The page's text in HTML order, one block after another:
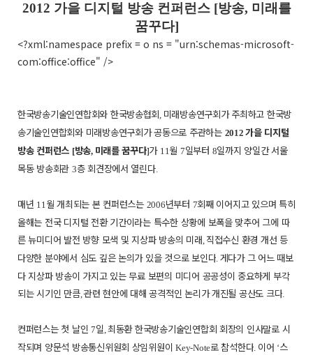
2012 가을 디지털 방송 컨퍼런스 [방송, 미래를
꿈꾸다]
<?xml:namespace prefix = o ns = "urn:schemas-microsoft-
com:office:office" />
한국방송기술인연합회와 한국방송협회, 미래방송연구회가 주최하고 한국방
송기술인연합회와 미래방송연구회가 공동으로 주관하는 2012가을 디지털
방송 컨퍼런스 [방송, 미래를 꿈꾸다]가 11월 7일부터 8일까지 양일간 서울
목동 방송회관 3층 회견장에서 열린다.
매년 11월 개최되는 본 컨퍼런스는 2006년부터 7회째 이어지고 있으며 특히
올해는 전국 디지털 전환 기간이라는 특수한 상황에 보폭을 맞추어 그에 따
른 뉴미디어 발전 방향 모색 및 지상파 방송의 미래, 직접수신 환경 개선 등
다양한 분야에서 심도 깊은 논의가 있을 것으로 보인다. 게다가 그 어느 때보
다 지상파 방송이 가지고 있는 무료 보편의 미디어 공공성이 중요하게 부각
되는 시기인 만큼,관련 현안에 대해 공격적인 논리가 개진될 공산도 크다.
컨퍼런스는 첫 날인7일,최동환 한국방송기술인연합회 회장의 인사말로 시
작되며 양문석 방송통신위원회 상임위원이Key-Note로 참석한다. 이어 ‘스